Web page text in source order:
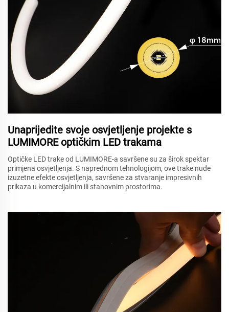
Unaprijedite svoje osvjetljenje projekte s
LUMIMORE optičkim LED trakama
Optičke LED trake od LUMIMORE-a savršene su za širok spektar
primjena osvjetljenja. S naprednom tehnologijom, ove trake nude
izuzetne efekte osvjetljenja, savršene za stvaranje impresivnih
prikaza u komercijalnim ili stanovnim prostorima.